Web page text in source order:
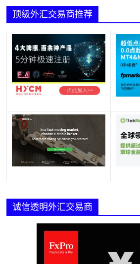
顶级外汇交易商推荐
诚信透明外汇交易商